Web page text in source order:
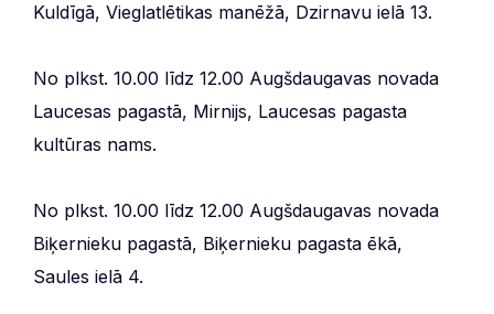
Kuldīgā, Vieglatlētikas manēžā, Dzirnavu ielā 13.
No plkst. 10.00 līdz 12.00 Augšdaugavas novada
Laucesas pagastā, Mirnijs, Laucesas pagasta
kultūras nams.
No plkst. 10.00 līdz 12.00 Augšdaugavas novada
Biķernieku pagastā, Biķernieku pagasta ēkā,
Saules ielā 4.